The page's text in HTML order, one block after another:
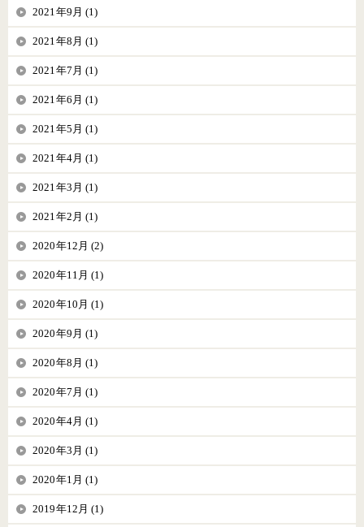
2021年9月 (1)
2021年8月 (1)
2021年7月 (1)
2021年6月 (1)
2021年5月 (1)
2021年4月 (1)
2021年3月 (1)
2021年2月 (1)
2020年12月 (2)
2020年11月 (1)
2020年10月 (1)
2020年9月 (1)
2020年8月 (1)
2020年7月 (1)
2020年4月 (1)
2020年3月 (1)
2020年1月 (1)
2019年12月 (1)